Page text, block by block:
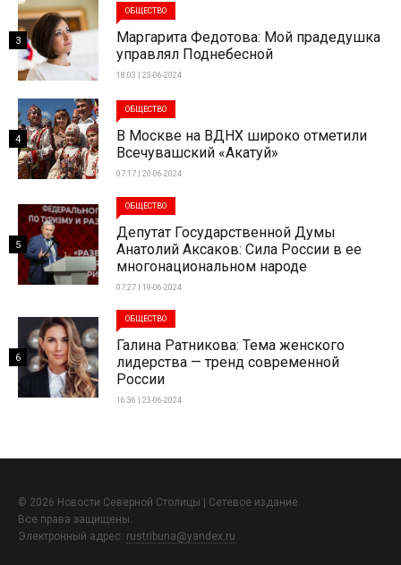
ОБЩЕСТВО
Маргарита Федотова: Мой прадедушка
управлял Поднебесной
18:03 | 23-06-2024
3
ОБЩЕСТВО
В Москве на ВДНХ широко отметили
Всечувашский «Акатуй»
07:17 | 20-06-2024
4
ОБЩЕСТВО
Депутат Государственной Думы
Анатолий Аксаков: Сила России в ее
многонациональном народе
07:27 | 19-06-2024
5
ОБЩЕСТВО
Галина Ратникова: Тема женского
лидерства — тренд современной
России
16:36 | 23-06-2024
6
© 2026 Новости Северной Столицы | Сетевое издание.
Все права защищены.
Электронный адрес: rustribuna@yandex.ru